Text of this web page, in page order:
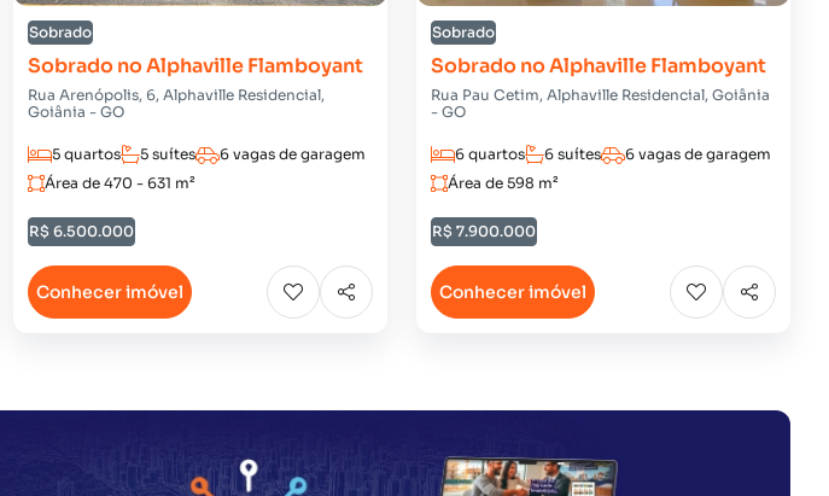
Sobrado
Sobrado no Alphaville Flamboyant
Rua Arenópolis, 6, Alphaville Residencial,
Goiânia - GO
5 quartos 5 suítes
6 vagas de garagem
Área de 470 - 631 m²
R$ 6.500.000
Conhecer imóvel
Sobrado
Sobrado no Alphaville Flamboyant
Rua Pau Cetim, Alphaville Residencial, Goiânia
- GO
6 quartos 6 suítes
6 vagas de garagem
Área de 598 m²
R$ 7.900.000
Conhecer imóvel